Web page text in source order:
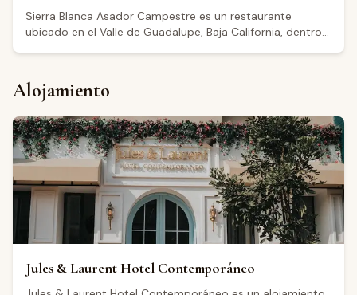
Sierra Blanca Asador Campestre es un restaurante
ubicado en el Valle de Guadalupe, Baja California, dentro
abre de lunes a jueves de 8:00 a 14:00, con horario
extendido los viernes, sábados y domingos hasta la
ingredientes, el ambiente campestre y las opciones de
desayuno, mencionando platillos como chilaquiles,
omelettes y birria entre sus pedidos. El restaurante
ofrece un entorno apropiado para quienes exploran la
región vinícola del Valle de Guadalupe.
Alojamiento
Jules & Laurent Hotel Contemporáneo